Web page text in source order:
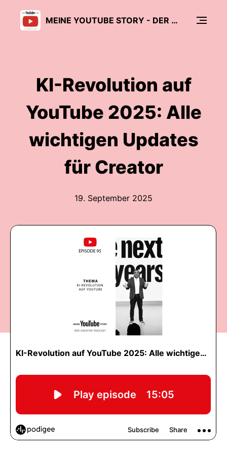
MEINE YOUTUBE STORY - DER CREATOR PODCAST
KI-Revolution auf
YouTube 2025: Alle
wichtigen Updates
für Creator
19. September 2025